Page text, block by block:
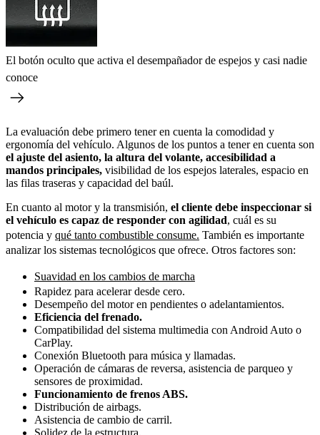
El botón oculto que activa el desempañador de espejos y casi nadie
conoce
La evaluación debe primero tener en cuenta la comodidad y
ergonomía del vehículo. Algunos de los puntos a tener en cuenta son
el ajuste del asiento, la altura del volante, accesibilidad a
mandos principales, visibilidad de los espejos laterales, espacio en
las filas traseras y capacidad del baúl.
En cuanto al motor y la transmisión, el cliente debe inspeccionar si
el vehículo es capaz de responder con agilidad, cuál es su
potencia y qué tanto combustible consume. También es importante
analizar los sistemas tecnológicos que ofrece. Otros factores son:
Suavidad en los cambios de marcha
Rapidez para acelerar desde cero.
Desempeño del motor en pendientes o adelantamientos.
Eficiencia del frenado.
Compatibilidad del sistema multimedia con Android Auto o
CarPlay.
Conexión Bluetooth para música y llamadas.
Operación de cámaras de reversa, asistencia de parqueo y
sensores de proximidad.
Funcionamiento de frenos ABS.
Distribución de airbags.
Asistencia de cambio de carril.
Solidez de la estructura.